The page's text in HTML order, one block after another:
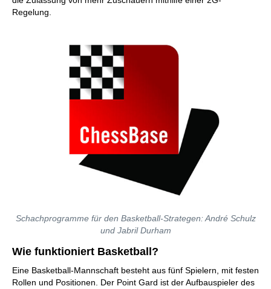
Regelung.
Schachprogramme für den Basketball-Strategen: André Schulz
und Jabril Durham
Wie funktioniert Basketball?
Eine Basketball-Mannschaft besteht aus fünf Spielern, mit festen
Rollen und Positionen. Der Point Gard ist der Aufbauspieler des